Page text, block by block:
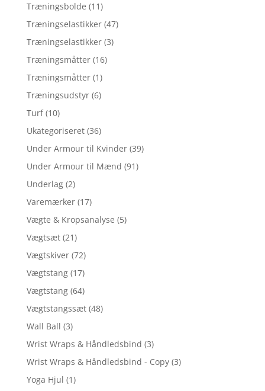
Træningsbolde (11)
Træningselastikker (47)
Træningselastikker (3)
Træningsmåtter (16)
Træningsmåtter (1)
Træningsudstyr (6)
Turf (10)
Ukategoriseret (36)
Under Armour til Kvinder (39)
Under Armour til Mænd (91)
Underlag (2)
Varemærker (17)
Vægte & Kropsanalyse (5)
Vægtsæt (21)
Vægtskiver (72)
Vægtstang (17)
Vægtstang (64)
Vægtstangssæt (48)
Wall Ball (3)
Wrist Wraps & Håndledsbind (3)
Wrist Wraps & Håndledsbind - Copy (3)
Yoga Hjul (1)